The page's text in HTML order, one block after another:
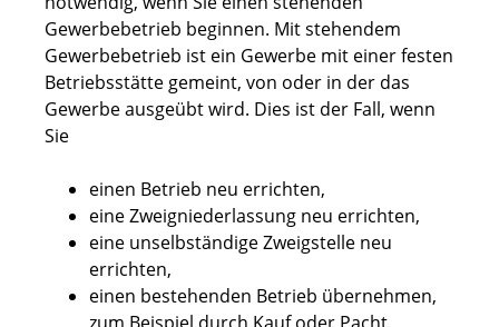
Gewerbebetrieb beginnen. Mit stehendem
Gewerbebetrieb ist ein Gewerbe mit einer festen
Betriebsstätte gemeint, von oder in der das
Gewerbe ausgeübt wird. Dies ist der Fall, wenn
Sie
einen Betrieb neu errichten,
eine Zweigniederlassung neu errichten,
eine unselbständige Zweigstelle neu
errichten,
einen bestehenden Betrieb übernehmen,